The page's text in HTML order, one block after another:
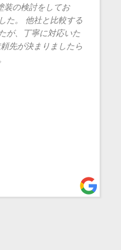
装の検討をしてお
た。 他社と比較する
が、丁寧に対応いた
先が決まりましたら